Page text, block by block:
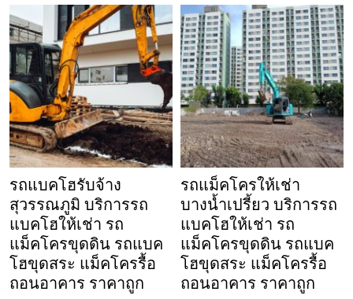
รถแบคโฮรับจ้าง
สุวรรณภูมิ บริการรถ
แบคโฮให้เช่า รถ
แม็คโครขุดดิน รถแบค
โฮขุดสระ แม็คโครรื้อ
ถอนอาคาร ราคาถูก
รถแม็คโครให้เช่า
บางน้ำเปรี้ยว บริการรถ
แบคโฮให้เช่า รถ
แม็คโครขุดดิน รถแบค
โฮขุดสระ แม็คโครรื้อ
ถอนอาคาร ราคาถูก